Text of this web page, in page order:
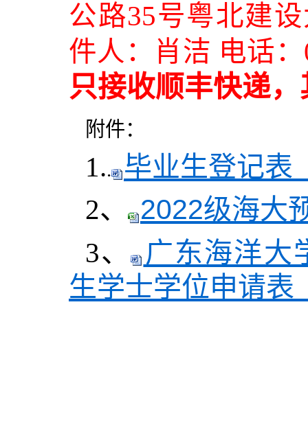
公路35号粤北建
件人：肖洁 电话：
只接收顺丰快递
附件：
1..
毕业生登记表
2、
2022级海大
3、 广东海洋大
生学士学位申请表